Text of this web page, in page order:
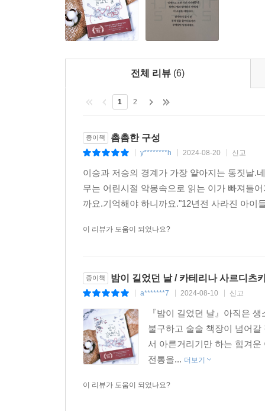
수 있었어. 그가 나무에 매달려 죽은 지 한참이 지났
엄마는 아무 말이 없었다.
--- p.431
다. 그 어떤 것도 보이는 것만큼 무섭지 않다는 사
그리고 아스트리드는 알게 되었다. 자신은 어둠
전체 리뷰 (6)
1 2
종이책 촘촘한 구성
y********h 2024-08-20 신고
이승과 저승의 경계가 가장 얕아지는 동짓날.
무는 어린시절 악몽속으로 읽는 이가 빠져들
까요.기억해야 하니까요."12년전 사라진 아
이 리뷰가 도움이 되었나요?
종이책 밤이 길었던 날 / 카테리나 사르디츠
a*******7 2024-08-10 신고
『밤이 길었던 날』아직은
불구하고 술술 책장이 넘어
서 아른거리기만 하는 힘겨
전통을... 더보기
이 리뷰가 도움이 되었나요?